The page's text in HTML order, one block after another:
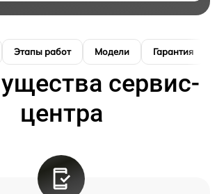
Этапы работ Модели Гарантия
сервис-
центра